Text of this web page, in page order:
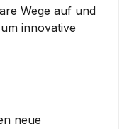
Wege auf und
innovative
neue